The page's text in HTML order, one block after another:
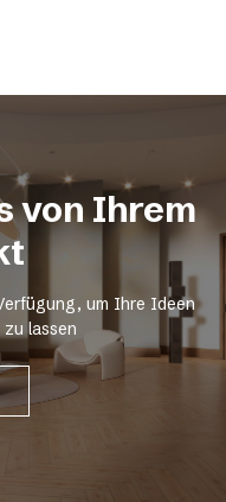
von Ihrem
um Ihre Ideen
lassen